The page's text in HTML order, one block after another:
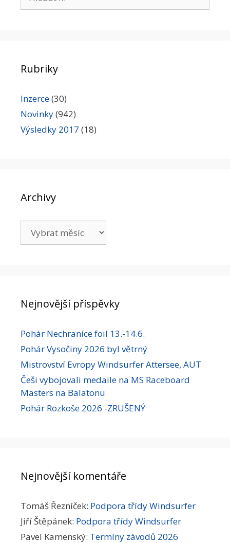
Rubriky
Inzerce(30)
Novinky(942)
Výsledky 2017 (18)
Archivy
Nejnovější příspěvky
Pohár Nechranice foil 13.-14.6.
Pohár Vysočiny 2026 byl větrný
Mistrovství Evropy Windsurfer Attersee, AUT
Češi vybojovali medaile na MS Raceboard
Masters na Balatonu
Pohár Rozkoše 2026 -ZRUŠENÝ
Nejnovější komentáře
Tomáš Řezníček: Podpora třídy Windsurfer
Jiří Štěpánek: Podpora třídy Windsurfer
Pavel Kamenský: Termíny závodů 2026